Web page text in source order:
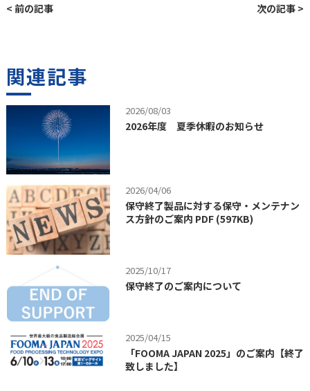
< 前の記事 次の記事 >
関連記事
2026/08/03
2026年度 夏季休暇のお知らせ
2026/04/06
保守終了製品に対する保守・メンテナン
ス方針のご案内 PDF (597KB)
2025/10/17
保守終了のご案内について
2025/04/15
「FOOMA JAPAN 2025」のご案内【終了
致しました】